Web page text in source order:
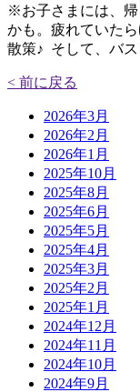
※お子さまには、帰
かも。疲れていた
散策♪ そして、バス
< 前に戻る
2026年3月
2026年2月
2026年1月
2025年10月
2025年8月
2025年6月
2025年5月
2025年4月
2025年3月
2025年2月
2025年1月
2024年12月
2024年11月
2024年10月
2024年9月